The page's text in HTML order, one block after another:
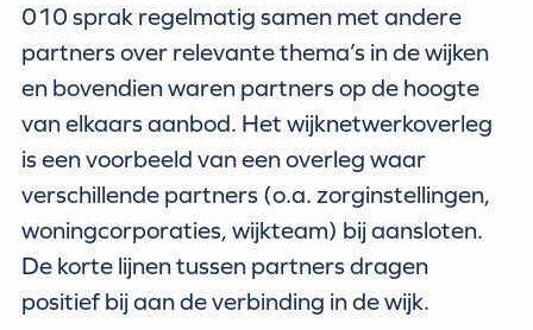
010 sprak regelmatig samen met andere
partners over relevante thema’s in de wijken
en bovendien waren partners op de hoogte
van elkaars aanbod. Het wijknetwerkoverleg
is een voorbeeld van een overleg waar
verschillende partners (o.a. zorginstellingen,
woningcorporaties, wijkteam) bij aansloten.
De korte lijnen tussen partners dragen
positief bij aan de verbinding in de wijk.